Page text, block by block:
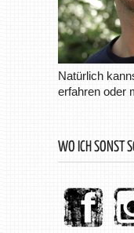
Natürlich
erfahren oder
WO ICH SONST